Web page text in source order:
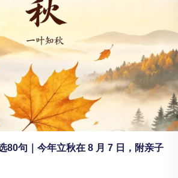
80句｜今年立秋在 8 月 7 日，附亲子